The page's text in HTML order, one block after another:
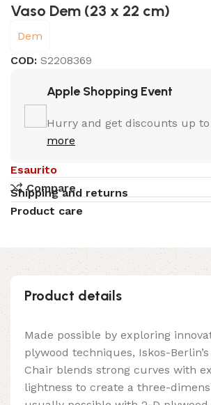
Vaso Dem (23 x 22 cm)
Dem
COD:S2208369
Apple Shopping Event
Hurry and get discounts up to
more
Esaurito
Compare
Shipping and returns
Product care
Product details
Made possible by exploring
plywood techniques, Iskos-
Chair blends strong curves with
lightness to create a three-